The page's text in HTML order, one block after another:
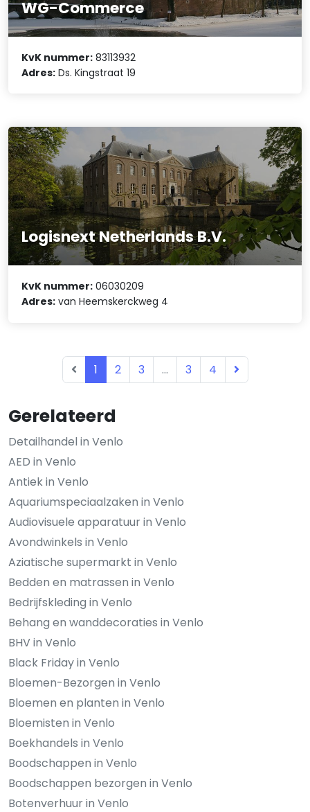
Gerelateerd
Detailhandel in Venlo
AED in Venlo
Antiek in Venlo
Aquariumspeciaalzaken in Venlo
Audiovisuele apparatuur in Venlo
Avondwinkels in Venlo
Aziatische supermarkt in Venlo
Bedden en matrassen in Venlo
Bedrijfskleding in Venlo
Behang en wanddecoraties in Venlo
BHV in Venlo
Black Friday in Venlo
Bloemen-Bezorgen in Venlo
Bloemen en planten in Venlo
Bloemisten in Venlo
Boekhandels in Venlo
Boodschappen in Venlo
Boodschappen bezorgen in Venlo
Botenverhuur in Venlo
WG-Commerce
KvK nummer: 83113932
Adres: Ds. Kingstraat 19
Logisnext Netherlands B.V.
KvK nummer: 06030209
Adres: van Heemskerckweg 4
1 2 3 ... 3 4